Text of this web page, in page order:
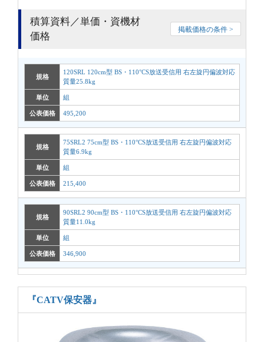
積算資料／単価・資機材
価格
掲載価格の条件 >
規格
120SRL 120cm型 BS・110°CS放送受信用 右左旋円偏波対応
質量25.8kg
単位 組
公表価格 495,200
規格
75SRL2 75cm型 BS・110°CS放送受信用 右左旋円偏波対応
質量6.9kg
単位 組
公表価格 215,400
規格
90SRL2 90cm型 BS・110°CS放送受信用 右左旋円偏波対応
質量11.0kg
単位 組
公表価格 346,900
『CATV保安器』